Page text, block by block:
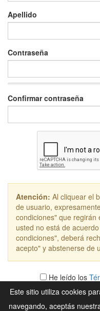
Apellido
Contraseña
Confirmar contraseña
Atención: Al cliquear el
de usuario,
condiciones" que regirán
usted no está de
condiciones", deberá
acepto" y abstenerse de
He leído los
Este sitio utiliza cookies
navegando, aceptás